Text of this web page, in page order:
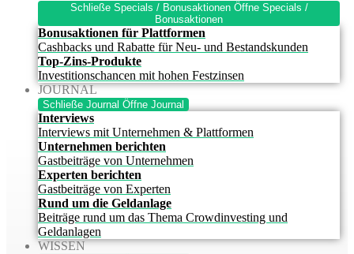
Schließe Specials / Bonusaktionen Öffne Specials /
Bonusaktionen
Bonusaktionen für Plattformen
Cashbacks und Rabatte für Neu- und Bestandskunden
Top-Zins-Produkte
Investitionschancen mit hohen Festzinsen
JOURNAL
Schließe Journal Öffne Journal
Interviews
Interviews mit Unternehmen & Plattformen
Unternehmen berichten
Gastbeiträge von Unternehmen
Experten berichten
Gastbeiträge von Experten
Rund um die Geldanlage
Beiträge rund um das Thema Crowdinvesting und
Geldanlagen
WISSEN